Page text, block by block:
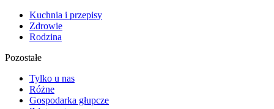
Kuchnia i przepisy
Zdrowie
Rodzina
Pozostałe
Tylko u nas
Różne
Gospodarka głupcze